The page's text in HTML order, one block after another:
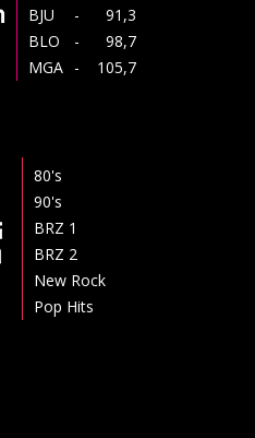
BJU
- 91,3
BLO
- 98,7
MGA - 105,7
80's
90's
BRZ 1
BRZ 2
New Rock
Pop Hits